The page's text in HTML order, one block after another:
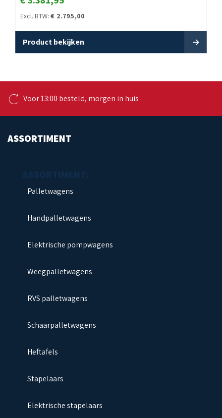
Excl. BTW: € 2.795,00
Product bekijken
Koop gratis op rekening
ASSORTIMENT
Palletwagens
Handpalletwagens
Elektrische pompwagens
Weegpalletwagens
RVS palletwagens
Schaarpalletwagens
Heftafels
Stapelaars
Elektrische stapelaars